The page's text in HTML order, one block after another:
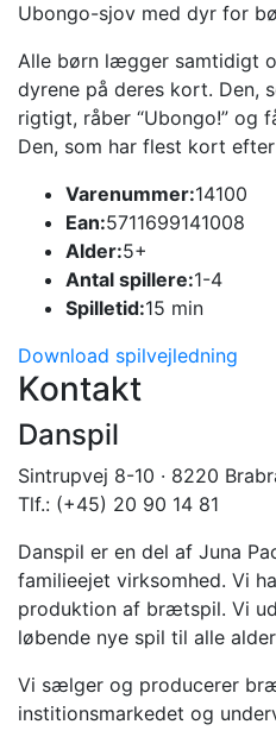
Ubongo-sjov med dyr for
Alle børn lægger samtidigt
dyrene på deres kort. Den,
rigtigt, råber “Ubongo!” og
Den, som har flest kort
Varenummer:14100
Ean:5711699141008
Alder:5+
Antal spillere:1-4
Spilletid:15 min
Download spilvejledning
Kontakt
Danspil
Sintrupvej 8-10 · 8220
Tlf.: (+45) 20 90 14 81
Danspil er en del af Juna
familieejet virksomhed. Vi
produktion af brætspil. Vi
løbende nye spil til alle
Vi sælger og producerer
institionsmarkedet og